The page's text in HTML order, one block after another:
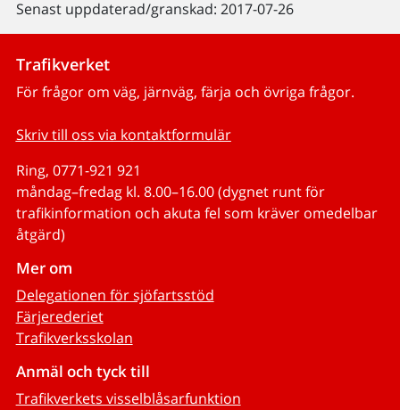
Senast uppdaterad/granskad: 2017-07-26
Trafikverket
För frågor om väg, järnväg, färja och övriga frågor.
Skriv till oss via kontaktformulär
Ring, 0771-921 921
måndag–fredag kl. 8.00–16.00 (dygnet runt för
trafikinformation och akuta fel som kräver omedelbar
åtgärd)
Mer om
Delegationen för sjöfartsstöd
Färjerederiet
Trafikverksskolan
Anmäl och tyck till
Trafikverkets visselblåsarfunktion